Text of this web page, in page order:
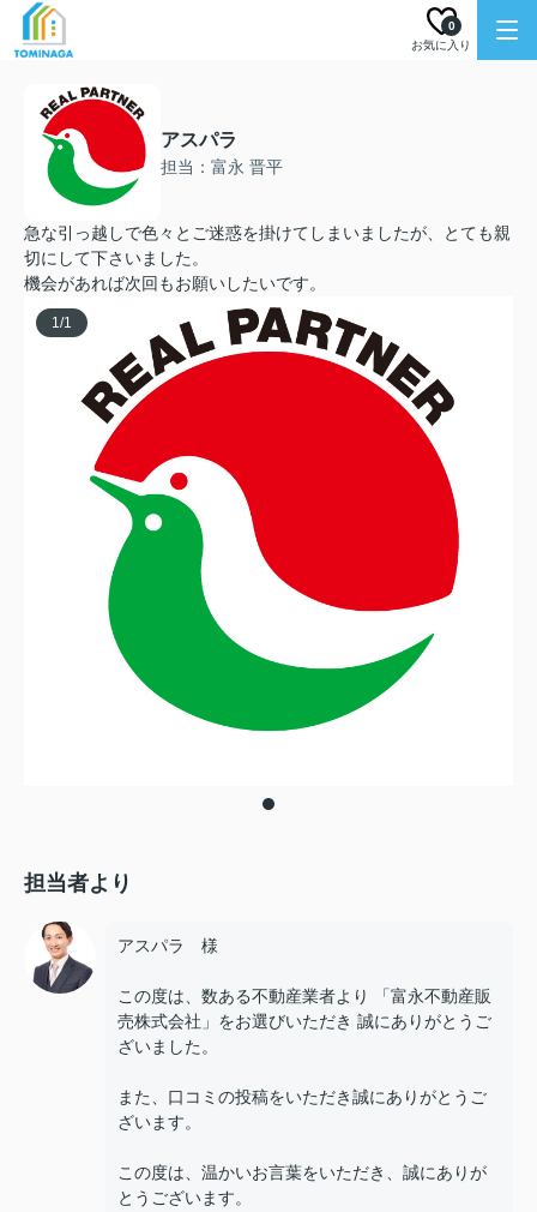
お気に入り
0
アスパラ
担当：富永 晋平
急な引っ越しで色々とご迷惑を掛けてしまいましたが、とても親
切にして下さいました。
機会があれば次回もお願いしたいです。
1/1
担当者より
アスパラ 様
この度は、数ある不動産業者より 「富永不動産販
売株式会社」をお選びいただき 誠にありがとうご
ざいました。
また、口コミの投稿をいただき誠にありがとうご
ざいます。
この度は、温かいお言葉をいただき、誠にありが
とうございます。